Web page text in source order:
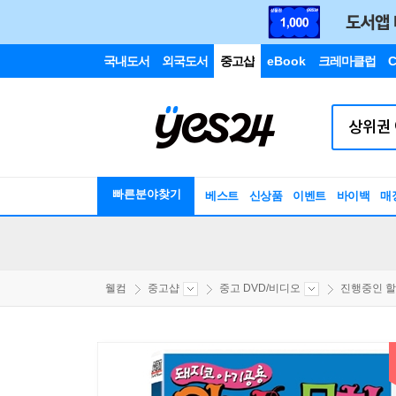
국내도서 외국도서 중고샵 eBook 크레마클럽
빠른분야찾기 베스트 신상품 이벤트 바이백 매
웰컴 중고샵 중고 DVD/비디오 진행중인